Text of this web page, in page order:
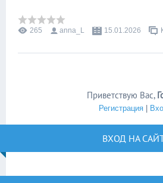
265 anna_L 15.01.2026
Приветствую Вас,
Регистрация|
ВХОД НА